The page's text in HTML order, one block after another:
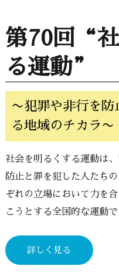
第70回“
る運動”
〜犯罪や非行を防
る地域のチカラ〜
社会を明るくする運動は
防止と罪を犯した人たち
ぞれの立場において力を
こうとする全国的な運動
詳しく見る